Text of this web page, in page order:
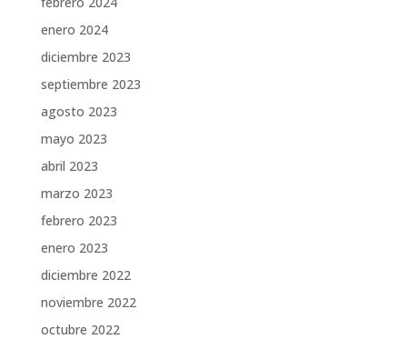
enero 2024
diciembre 2023
septiembre 2023
agosto 2023
mayo 2023
abril 2023
marzo 2023
febrero 2023
enero 2023
diciembre 2022
noviembre 2022
octubre 2022